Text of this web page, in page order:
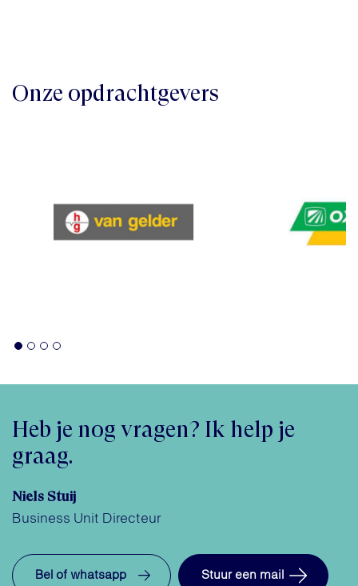
Onze opdrachtgevers
Heb je nog vragen? Ik help je
graag.
Niels Stuij
Business Unit Directeur
Bel of whatsapp Stuur een mail